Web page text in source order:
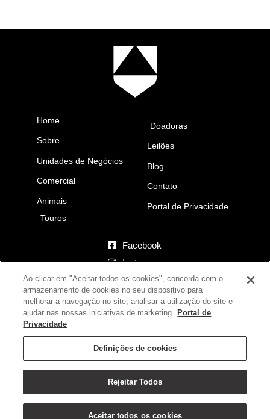
Home
Sobre
Unidades de Negócios
Comercial
Animais
Touros
Doadoras
Leilões
Blog
Contato
Portal de Privacidade
Facebook
Instagram
YouTube
Fazenda Eldorado
(17) 9.9791-2828
Agência Berrante
Ao clicar em "Aceitar todos os cookies", concorda com o
armazenamento de cookies no seu dispositivo para
melhorar a navegação no site, analisar a utilização do site e
ajudar nas nossas iniciativas de marketing.
Portal de
Privacidade
Definições de cookies
Rejeitar Todos
Aceitar todos os cookies